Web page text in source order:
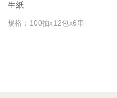
生紙
規格：100抽x12包x6串